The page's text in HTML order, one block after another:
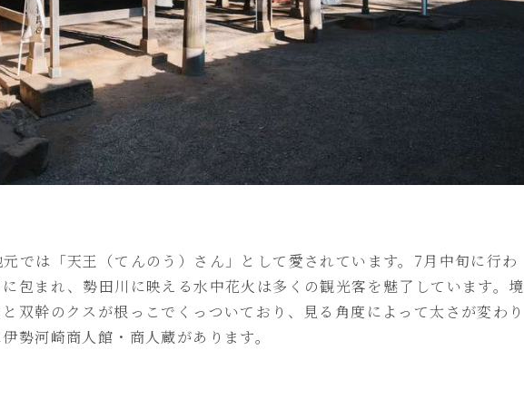
では「天王（てんのう）さん」として愛されています。7月中旬に行わ
包まれ、勢田川に映える水中花火は多くの観光客を魅了しています。境
双幹のクスが根っこでくっついており、見る角度によって太さが変わり
勢河崎商人館・商人蔵があります。